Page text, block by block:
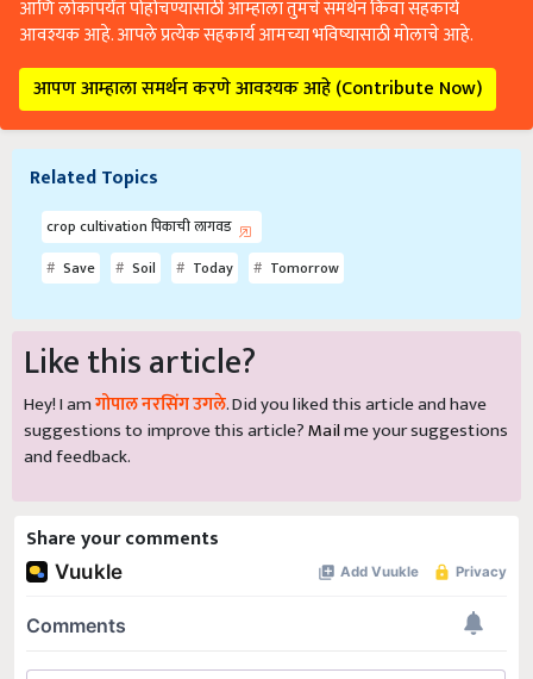
आणि लोकांपर्यंत पोहोचण्यासाठी आम्हाला तुमचे समर्थन किंवा सहकार्य
आवश्यक आहे. आपले प्रत्येक सहकार्य आमच्या भविष्यासाठी मोलाचे आहे.
आपण आम्हाला समर्थन करणे आवश्यक आहे (Contribute Now)
Related Topics
crop cultivation पिकाची लागवड
Save
Soil Today Tomorrow
Like this article?
Hey! I amगोपाल नरसिंग उगले. Did you liked this article and have
suggestions to improve this article?Mailme your suggestions
and feedback.
Share your comments